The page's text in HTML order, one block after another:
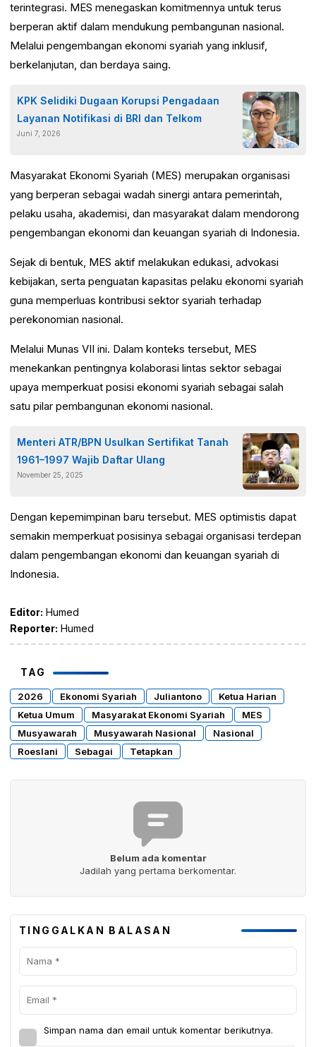
terintegrasi. MES menegaskan komitmennya untuk terus
berperan aktif dalam mendukung pembangunan nasional.
Melalui pengembangan ekonomi syariah yang inklusif,
berkelanjutan, dan berdaya saing.
KPK Selidiki Dugaan Korupsi Pengadaan
Layanan Notifikasi di BRI dan Telkom
Juni 7, 2026
Masyarakat Ekonomi Syariah (MES) merupakan organisasi
yang berperan sebagai wadah sinergi antara pemerintah,
pelaku usaha, akademisi, dan masyarakat dalam mendorong
pengembangan ekonomi dan keuangan syariah di Indonesia.
Sejak di bentuk, MES aktif melakukan edukasi, advokasi
kebijakan, serta penguatan kapasitas pelaku ekonomi syariah
guna memperluas kontribusi sektor syariah terhadap
perekonomian nasional.
Melalui Munas VII ini. Dalam konteks tersebut, MES
menekankan pentingnya kolaborasi lintas sektor sebagai
upaya memperkuat posisi ekonomi syariah sebagai salah
satu pilar pembangunan ekonomi nasional.
Menteri ATR/BPN Usulkan Sertifikat Tanah
1961–1997 Wajib Daftar Ulang
November 25, 2025
Dengan kepemimpinan baru tersebut. MES optimistis dapat
semakin memperkuat posisinya sebagai organisasi terdepan
dalam pengembangan ekonomi dan keuangan syariah di
Indonesia.
Editor: Humed
Reporter: Humed
TAG
2026 Ekonomi Syariah Juliantono
Ketua Harian
Ketua Umum
Masyarakat Ekonomi Syariah
MES
Musyawarah
Musyawarah Nasional
Nasional
Roeslani
Sebagai Tetapkan
Belum ada komentar
Jadilah yang pertama berkomentar.
TINGGALKAN BALASAN
Simpan nama dan email untuk komentar berikutnya.